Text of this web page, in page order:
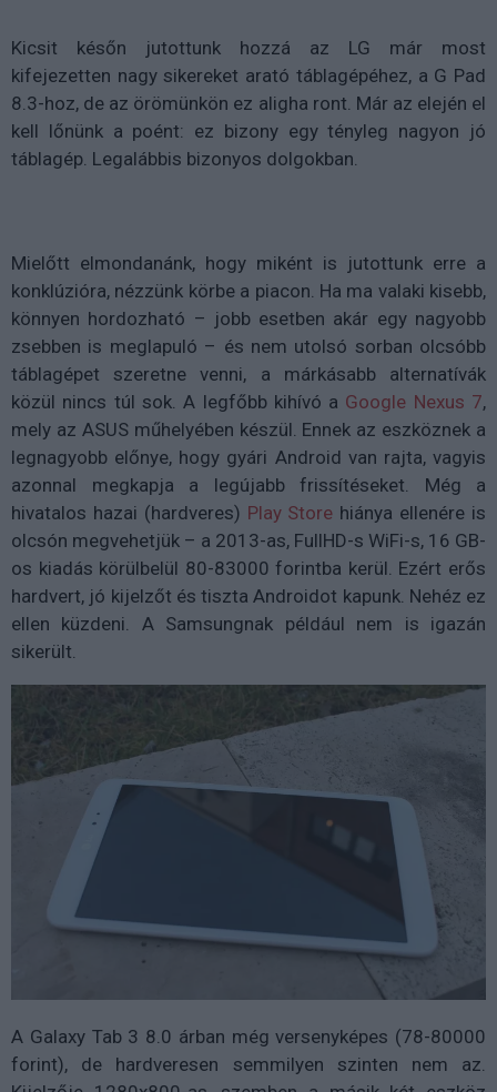
Kicsit későn jutottunk hozzá az LG már most
kifejezetten nagy sikereket arató táblagépéhez, a G Pad
8.3-hoz, de az örömünkön ez aligha ront. Már az elején el
kell lőnünk a poént: ez bizony egy tényleg nagyon jó
táblagép. Legalábbis bizonyos dolgokban.
Mielőtt elmondanánk, hogy miként is jutottunk erre a
konklúzióra, nézzünk körbe a piacon. Ha ma valaki kisebb,
könnyen hordozható – jobb esetben akár egy nagyobb
zsebben is meglapuló – és nem utolsó sorban olcsóbb
táblagépet szeretne venni, a márkásabb alternatívák
közül nincs túl sok. A legfőbb kihívó a Google Nexus 7,
mely az ASUS műhelyében készül. Ennek az eszköznek a
legnagyobb előnye, hogy gyári Android van rajta, vagyis
azonnal megkapja a legújabb frissítéseket. Még a
hivatalos hazai (hardveres) Play Store hiánya ellenére is
olcsón megvehetjük – a 2013-as, FullHD-s WiFi-s, 16 GB-
os kiadás körülbelül 80-83000 forintba kerül. Ezért erős
hardvert, jó kijelzőt és tiszta Androidot kapunk. Nehéz ez
ellen küzdeni. A Samsungnak például nem is igazán
sikerült.
A Galaxy Tab 3 8.0 árban még versenyképes (78-80000
forint), de hardveresen semmilyen szinten nem az.